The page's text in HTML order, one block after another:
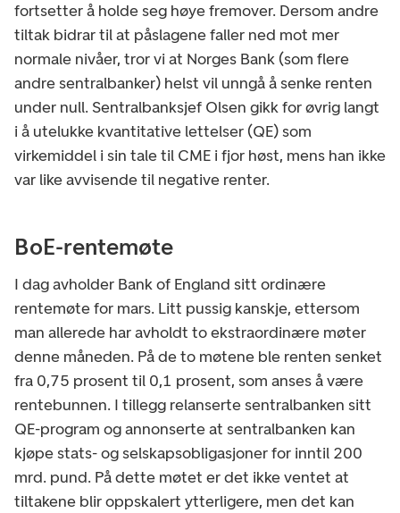
fortsetter å holde seg høye fremover. Dersom andre
tiltak bidrar til at påslagene faller ned mot mer
normale nivåer, tror vi at Norges Bank (som flere
andre sentralbanker) helst vil unngå å senke renten
under null. Sentralbanksjef Olsen gikk for øvrig langt
i å utelukke kvantitative lettelser (QE) som
virkemiddel i sin tale til CME i fjor høst, mens han ikke
var like avvisende til negative renter.
BoE-rentemøte
I dag avholder Bank of England sitt ordinære
rentemøte for mars. Litt pussig kanskje, ettersom
man allerede har avholdt to ekstraordinære møter
denne måneden. På de to møtene ble renten senket
fra 0,75 prosent til 0,1 prosent, som anses å være
rentebunnen. I tillegg relanserte sentralbanken sitt
QE-program og annonserte at sentralbanken kan
kjøpe stats- og selskapsobligasjoner for inntil 200
mrd. pund. På dette møtet er det ikke ventet at
tiltakene blir oppskalert ytterligere, men det kan